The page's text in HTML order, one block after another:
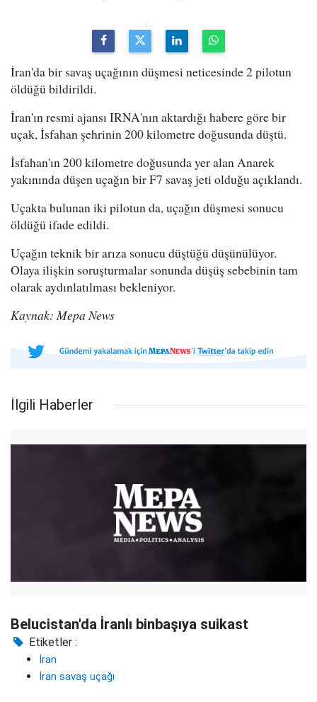
İran'da bir savaş uçağının düşmesi neticesinde 2 pilotun
öldüğü bildirildi.
İran'ın resmi ajansı IRNA'nın aktardığı habere göre bir
uçak, İsfahan şehrinin 200 kilometre doğusunda düştü.
İsfahan'ın 200 kilometre doğusunda yer alan Anarek
yakınında düşen uçağın bir F7 savaş jeti olduğu açıklandı.
Uçakta bulunan iki pilotun da, uçağın düşmesi sonucu
öldüğü ifade edildi.
Uçağın teknik bir arıza sonucu düştüğü düşünülüyor.
Olaya ilişkin soruşturmalar sonunda düşüş sebebinin tam
olarak aydınlatılması bekleniyor.
Kaynak: Mepa News
İlgili Haberler
Belucistan'da İranlı binbaşıya suikast
Etiketler :
İran
İran savaş uçağı